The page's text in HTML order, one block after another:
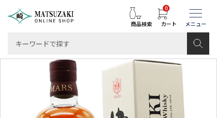
商品検索 カート
0